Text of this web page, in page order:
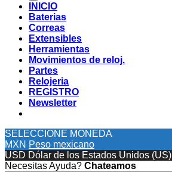
INICIO
Baterias
Correas
Extensibles
Herramientas
Movimientos de reloj.
Partes
Relojeria
REGISTRO
Newsletter
SELECCIONE MONEDA
MXN Peso mexicano
USD Dólar de los Estados Unidos (US)
Necesitas Ayuda? Chateamos